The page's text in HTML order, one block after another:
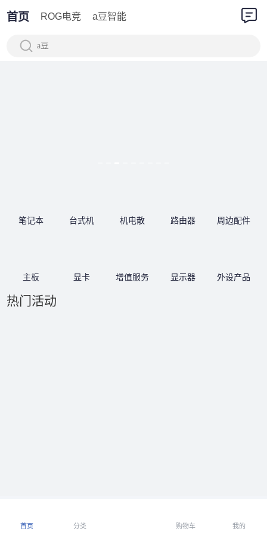
首页 ROG电竞 a豆智能
a豆
笔记本
主板
台式机
显卡
机电散
增值服务
路由器
显示器
周边配件
外设产品
热门活动
首页 分类 购物车 我的